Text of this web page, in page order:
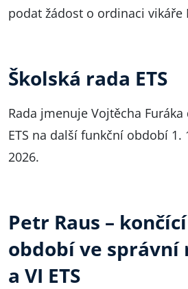
podat žádost o ordinaci vikáře
Školská rada ETS
Rada jmenuje Vojtěcha
ETS na další funkční období 1.
2026.
Petr Raus –
období ve správní
a VI ETS